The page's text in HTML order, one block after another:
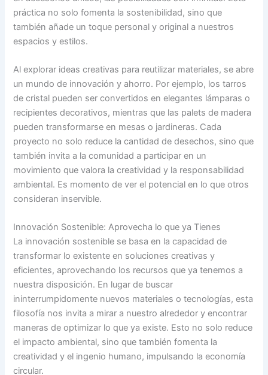
práctica no solo fomenta la sostenibilidad, sino que
también añade un toque personal y original a nuestros
espacios y estilos.
Al explorar ideas creativas para reutilizar materiales, se abre
un mundo de innovación y ahorro. Por ejemplo, los tarros
de cristal pueden ser convertidos en elegantes lámparas o
recipientes decorativos, mientras que las palets de madera
pueden transformarse en mesas o jardineras. Cada
proyecto no solo reduce la cantidad de desechos, sino que
también invita a la comunidad a participar en un
movimiento que valora la creatividad y la responsabilidad
ambiental. Es momento de ver el potencial en lo que otros
consideran inservible.
Innovación Sostenible: Aprovecha lo que ya Tienes
La innovación sostenible se basa en la capacidad de
transformar lo existente en soluciones creativas y
eficientes, aprovechando los recursos que ya tenemos a
nuestra disposición. En lugar de buscar
ininterrumpidomente nuevos materiales o tecnologías, esta
filosofía nos invita a mirar a nuestro alrededor y encontrar
maneras de optimizar lo que ya existe. Esto no solo reduce
el impacto ambiental, sino que también fomenta la
creatividad y el ingenio humano, impulsando la economía
circular.